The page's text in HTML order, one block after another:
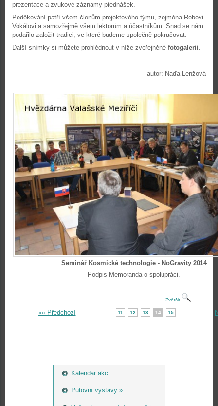
Kalendář akcí
Putovní výstavy »
prezentace a zvukové záznamy přednášek.
Poděkování patří všem členům projektového týmu, zejména Robovi
Vokálovi a samozřejmě všem lektorům a účastníkům. Snad se nám
podařilo založit tradici, ve které budeme společně pokračovat.
Další snímky si můžete prohlédnout v níže zveřejněné fotogalerii
autor: Naďa Lenžová
Seminář Kosmické technologie - NoGravity 2014
Podpis Memoranda o spolupráci.
Zvětšit
«« Předchozí 11 12 13 14 15